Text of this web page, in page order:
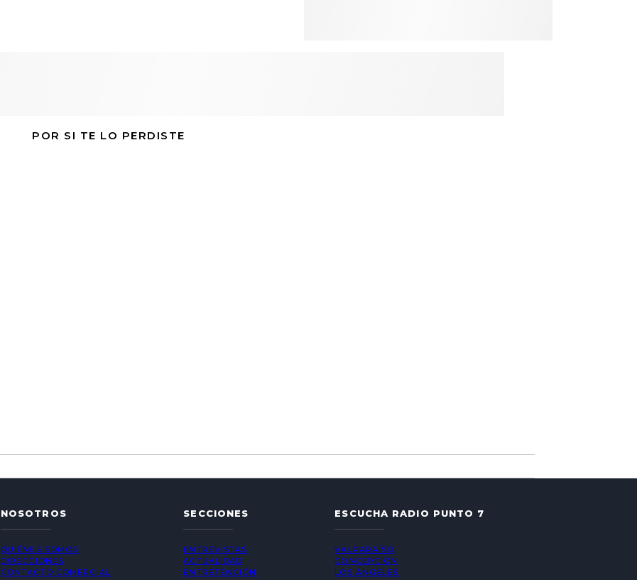
POR SI TE LO PERDISTE
NOSOTROS
QUIÉNES SOMOS
DIRECCIONES
CONTACTO COMERCIAL
SECCIONES
ENTREVISTAS
ACTUALIDAD
ENTRETENCIÓN
ESCUCHA RADIO PUNTO 7
VALPARAÍSO
CONCEPCIÓN
LOS ÁNGELES